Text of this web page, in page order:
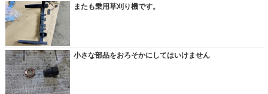
またも乗用草刈り機です。
小さな部品をおろそかにしてはいけません